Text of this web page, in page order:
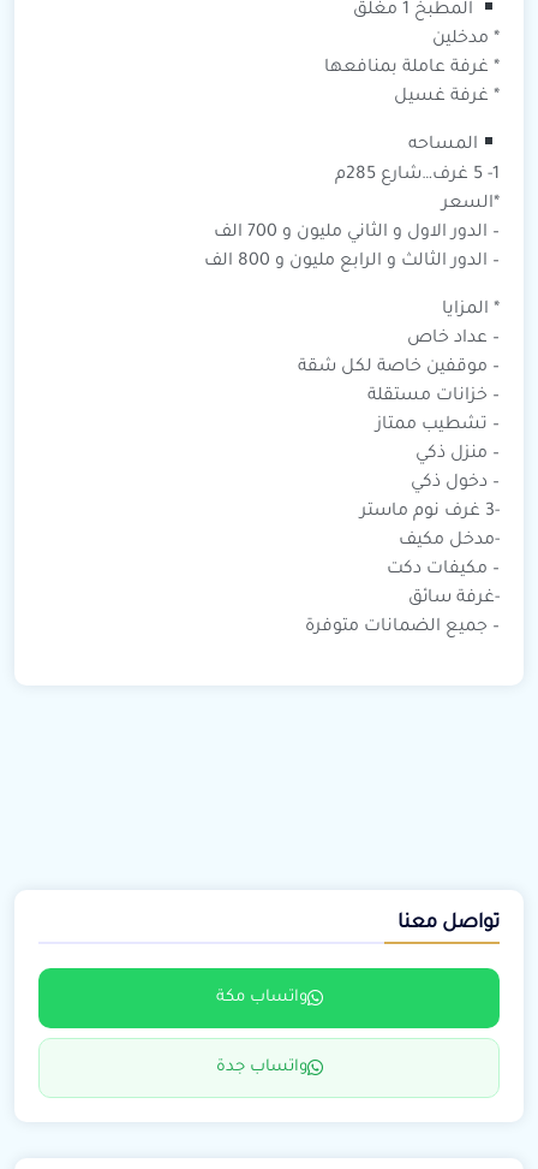
المطبخ 1 مغلق
* مدخلين
* غرفة عاملة بمنافعها
* غرفة غسيل
المساحه
1- 5 غرف…شارع 285م
*السعر
– الدور الاول و الثاني مليون و 700 الف
– الدور الثالث و الرابع مليون و 800 الف
* المزايا
– عداد خاص
– موقفين خاصة لكل شقة
– خزانات مستقلة
– تشطيب ممتاز
– منزل ذكي
– دخول ذكي
-3 غرف نوم ماستر
-مدخل مكيف
– مكيفات دكت
-غرفة سائق
– جميع الضمانات متوفرة
تواصل معنا
واتساب مكة
واتساب جدة